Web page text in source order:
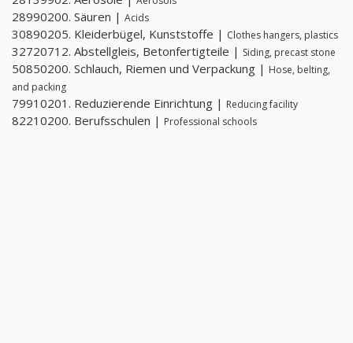
28990200. Säuren | Acids
30890205. Kleiderbügel, Kunststoffe | Clothes hangers, plastics
32720712. Abstellgleis, Betonfertigteile | Siding, precast stone
50850200. Schlauch, Riemen und Verpackung | Hose, belting,
and packing
79910201. Reduzierende Einrichtung | Reducing facility
82210200. Berufsschulen | Professional schools